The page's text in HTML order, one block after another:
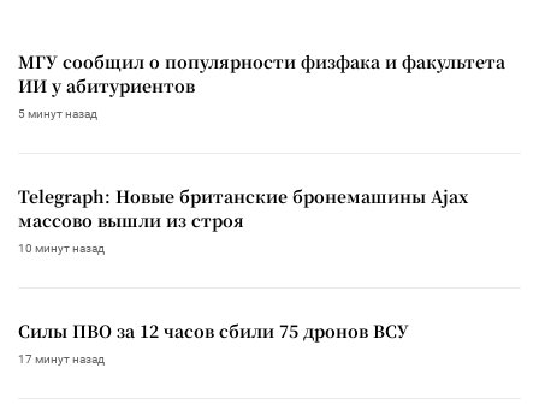
МГУ сообщил о популярности физфака и факультета
ИИ у абитуриентов
5 минут назад
Telegraph: Новые британские бронемашины Ajax
массово вышли из строя
10 минут назад
Силы ПВО за 12 часов сбили 75 дронов ВСУ
17 минут назад